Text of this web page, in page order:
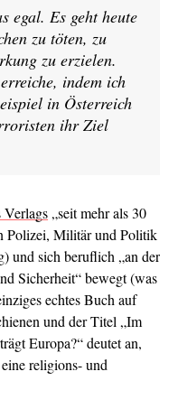
egal. Es geht heute
zu töten, zu
zu erzielen.
indem ich
in Österreich
ihr Ziel
Verlags „seit mehr als 30
Polizei, Militär und Politik
und sich beruflich „an der
Sicherheit“ bewegt (was
echtes Buch auf
und der Titel „Im
Europa?“ deutet an,
religions- und